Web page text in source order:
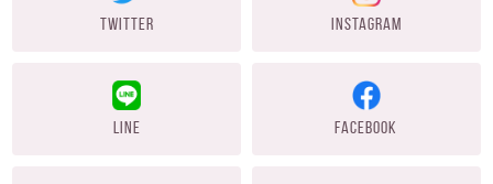
TWITTER INSTAGRAM
LINE FACEBOOK